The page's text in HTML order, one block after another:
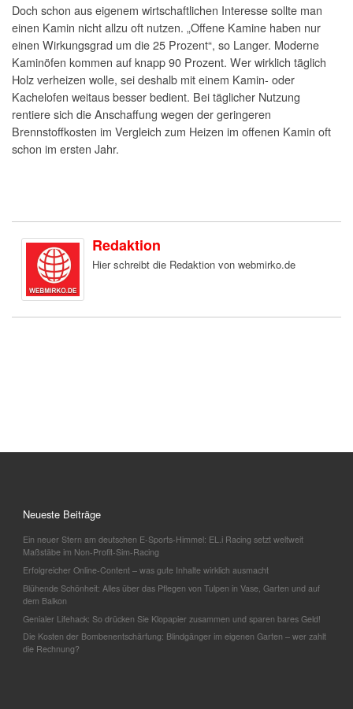
Doch schon aus eigenem wirtschaftlichen Interesse sollte man
einen Kamin nicht allzu oft nutzen. „Offene Kamine haben nur
einen Wirkungsgrad um die 25 Prozent“, so Langer. Moderne
Kaminöfen kommen auf knapp 90 Prozent. Wer wirklich täglich
Holz verheizen wolle, sei deshalb mit einem Kamin- oder
Kachelofen weitaus besser bedient. Bei täglicher Nutzung
rentiere sich die Anschaffung wegen der geringeren
Brennstoffkosten im Vergleich zum Heizen im offenen Kamin oft
schon im ersten Jahr.
Redaktion
Hier schreibt die Redaktion von webmirko.de
Neueste Beiträge
Ein neuer Stern am deutschen E-Sports-Himmel: EL.i Racing setzt weltweit
Maßstäbe im Non-Profit-Sim-Racing
Erfolgreicher Online-Content – was gute Inhalte wirklich ausmacht
Blühende Schönheit: Alles über das Pflegen von Tulpen in Vase, Garten und auf
dem Balkon
Genialer Lifehack: So drücken Sie Klopapier zusammen und sparen bares Geld!
Die Kosten der Bombenentschärfung: Blindgänger im eigenen Garten – wer zahlt
die Rechnung?